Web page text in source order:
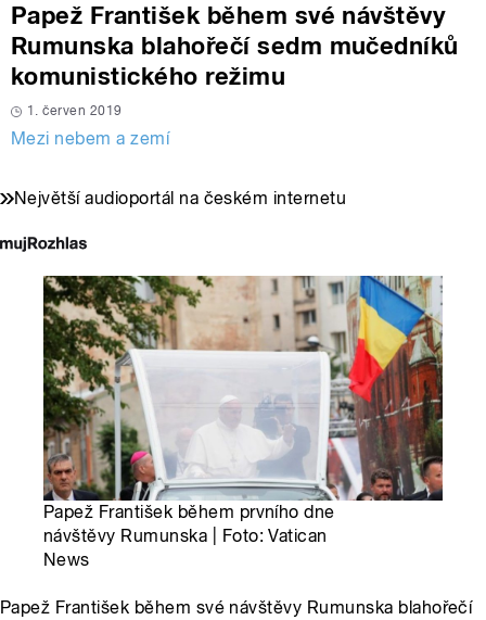
Papež František během své návštěvy
Rumunska blahořečí sedm mučedníků
komunistického režimu
1. červen 2019
Mezi nebem a zemí
Největší audioportál na českém internetu
Papež František během prvního dne
návštěvy Rumunska | Foto: Vatican
News
Papež František během své návštěvy Rumunska blahořečí